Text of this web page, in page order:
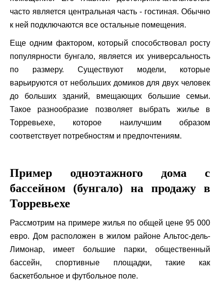
часто является центральная часть - гостиная. Обычно
к ней подключаются все остальные помещения.
Еще одним фактором, который способствовал росту
популярности бунгало, является их универсальность
по размеру. Существуют модели, которые
варьируются от небольших домиков для двух человек
до больших зданий, вмещающих большие семьи.
Такое разнообразие позволяет выбрать жилье в
Торревьехе, которое наилучшим образом
соответствует потребностям и предпочтениям.
Пример одноэтажного дома с
бассейном (бунгало) на продажу в
Торревьехе
Рассмотрим на примере жилья по общей цене 95 000
евро. Дом расположен в жилом районе Альтос-дель-
Лимонар, имеет большие парки, общественный
бассейн, спортивные площадки, такие как
баскетбольное и футбольное поле.